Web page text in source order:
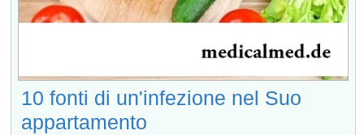
10 fonti di un'infezione nel Suo
appartamento